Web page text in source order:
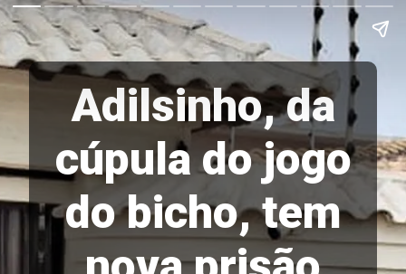
Adilsinho, da
cúpula do jogo
do bicho, tem